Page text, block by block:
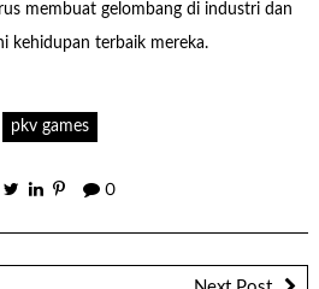
membuat gelombang di industri dan
kehidupan terbaik mereka.
pkv games
0